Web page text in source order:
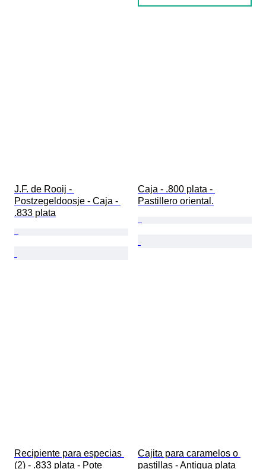
J.F. de Rooij -
Postzegeldoosje - Caja -
.833 plata
Caja - .800 plata -
Pastillero oriental.
Recipiente para especias
(2) - .833 plata - Pote
Cajita para caramelos o
pastillas - Antigua plata